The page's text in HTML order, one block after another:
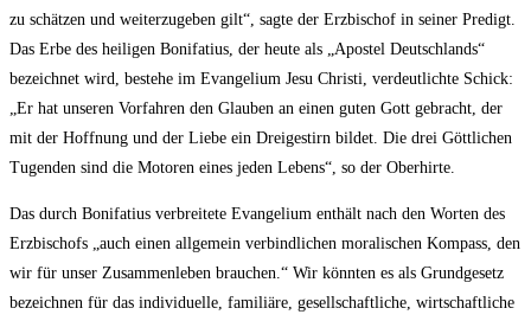
zu schät­zen und wei­ter­zu­ge­ben gilt“, sag­te der Erz­bi­schof in sei­ner Pre­digt.
Das Erbe des hei­li­gen Boni­fa­ti­us, der heu­te als „Apos­tel Deutsch­lands“
bezeich­net wird, bestehe im Evan­ge­li­um Jesu Chris­ti, ver­deut­lich­te Schick:
„Er hat unse­ren Vor­fah­ren den Glau­ben an einen guten Gott gebracht, der
mit der Hoff­nung und der Lie­be ein Drei­ge­stirn bil­det. Die drei Gött­li­chen
Tugen­den sind die Moto­ren eines jeden Lebens“, so der Oberhirte.
Das durch Boni­fa­ti­us ver­brei­te­te Evan­ge­li­um ent­hält nach den Wor­ten des
Erz­bi­schofs „auch einen all­ge­mein ver­bind­li­chen mora­li­schen Kom­pass, den
wir für unser Zusam­men­le­ben brau­chen.“ Wir könn­ten es als Grund­ge­setz
bezeich­nen für das indi­vi­du­el­le, fami­liä­re, gesell­schaft­li­che, wirt­schaft­li­che